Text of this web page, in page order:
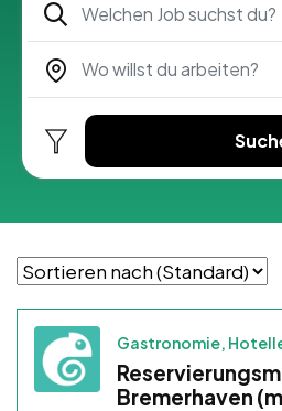
Gastronomie,
Bremerhaven